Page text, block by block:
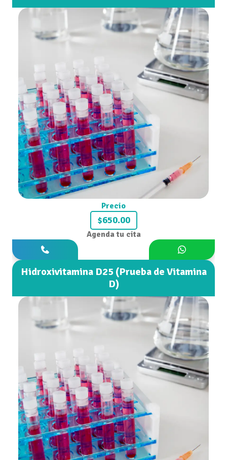
Precio
$650.00
Agenda tu cita
Hidroxivitamina D25 (Prueba de Vitamina
D)